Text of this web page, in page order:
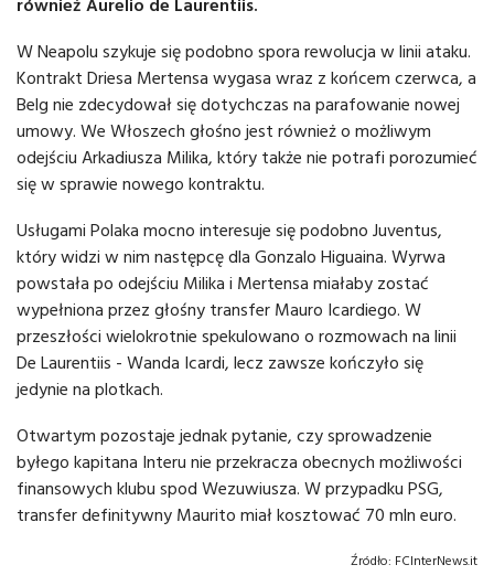
W Neapolu szykuje się podobno spora rewolucja w linii ataku.
Kontrakt Driesa Mertensa wygasa wraz z końcem czerwca, a
Belg nie zdecydował się dotychczas na parafowanie nowej
umowy. We Włoszech głośno jest również o możliwym
odejściu Arkadiusza Milika, który także nie potrafi porozumieć
się w sprawie nowego kontraktu.
Usługami Polaka mocno interesuje się podobno Juventus,
który widzi w nim następcę dla Gonzalo Higuaina. Wyrwa
powstała po odejściu Milika i Mertensa miałaby zostać
wypełniona przez głośny transfer Mauro Icardiego. W
przeszłości wielokrotnie spekulowano o rozmowach na linii
De Laurentiis - Wanda Icardi, lecz zawsze kończyło się
jedynie na plotkach.
Otwartym pozostaje jednak pytanie, czy sprowadzenie
byłego kapitana Interu nie przekracza obecnych możliwości
finansowych klubu spod Wezuwiusza. W przypadku PSG,
transfer definitywny Maurito miał kosztować 70 mln euro.
Źródło: FCInterNews.it